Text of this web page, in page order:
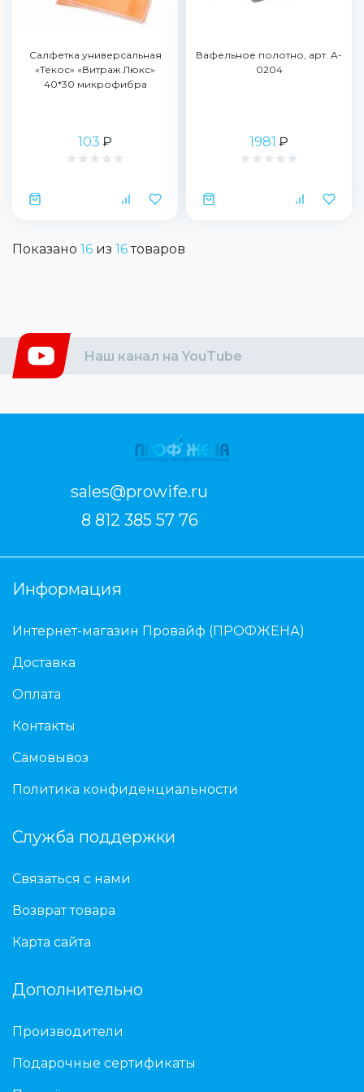
Салфетка универсальная
«Текос» «Витраж Люкс»
40*30 микрофибра
103 ₽
Вафельное полотно, арт. A-
0204
1981 ₽
Показано 16 из 16товаров
Наш канал на YouTube
sales@prowife.ru
8 812 385 57 76
Информация
Интернет-магазин Провайф (ПРОФЖЕНА)
Доставка
Оплата
Контакты
Самовывоз
Политика конфиденциальности
Служба поддержки
Связаться с нами
Возврат товара
Карта сайта
Дополнительно
Производители
Подарочные сертификаты